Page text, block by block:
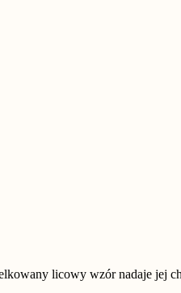
licowy wzór nadaje jej